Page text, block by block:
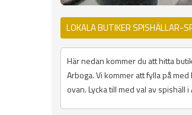
LOKALA BUTIKER SPISHÄLLAR-
Här nedan kommer du att hitta
Arboga. Vi kommer att fylla på
ovan. Lycka till med val av spishäll i